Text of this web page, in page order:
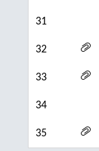
31
32
33
34
35